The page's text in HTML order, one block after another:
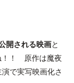
開される映画と
！！ 原作は魔夜
で実写映画化さ